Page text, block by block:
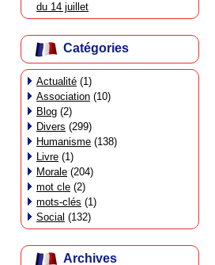
du 14 juillet
Catégories
Actualité (1)
Association (10)
Blog (2)
Divers (299)
Humanisme (138)
Livre (1)
Morale (204)
mot cle (2)
mots-clés (1)
Social (132)
Archives